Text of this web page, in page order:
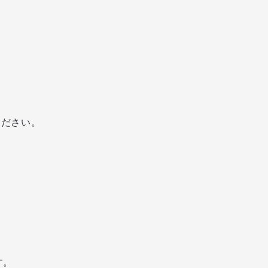
さい。